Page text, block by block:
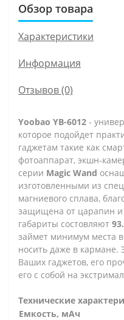
Обзор товара
Характеристики
Информация
Отзывов (0)
Yoobao YB-6012 -
которое подойдет
гаджетам такие как
фотоаппарат, экшн-
серии Magic Wand
изготовленными из
магниевого сплава,
защищена от царапин и
габариты состовляют
займет минимум места
носить даже в
Ваших гаджетов, его
его с собой на
Технические
Емкость, мАч